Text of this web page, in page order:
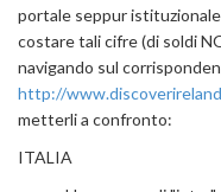
portale seppur
costare tali cifre (di soldi
navigando sul
http://
metterli a confronto:
ITALIA